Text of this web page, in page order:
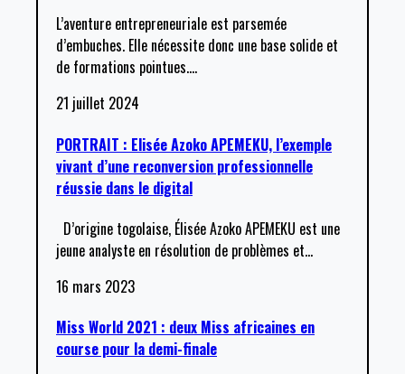
L’aventure entrepreneuriale est parsemée
d’embuches. Elle nécessite donc une base solide et
de formations pointues.…
21 juillet 2024
PORTRAIT : Elisée Azoko APEMEKU, l’exemple
vivant d’une reconversion professionnelle
réussie dans le digital
D’origine togolaise, Élisée Azoko APEMEKU est une
jeune analyste en résolution de problèmes et…
16 mars 2023
Miss World 2021 : deux Miss africaines en
course pour la demi-finale